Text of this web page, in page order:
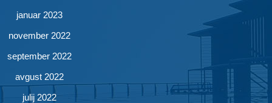
januar 2023
november 2022
september 2022
avgust 2022
julij 2022